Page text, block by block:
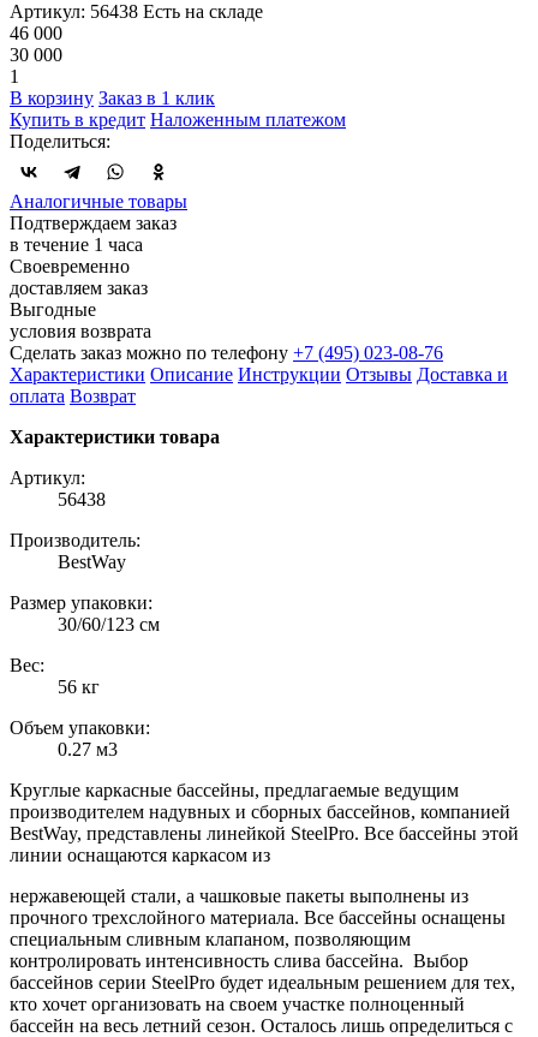
Артикул: 56438 Есть на складе
46 000
30 000
1
В корзину Заказ в 1 клик
Купить в кредит Наложенным платежом
Поделиться:
Аналогичные товары
Подтверждаем заказ
в течение 1 часа
Своевременно
доставляем заказ
Выгодные
условия возврата
Сделать заказ можно по телефону +7 (495) 023-08-76
Характеристики Описание Инструкции Отзывы Доставка и
оплата Возврат
Характеристики товара
Артикул:
56438
Производитель:
BestWay
Размер упаковки:
30/60/123 см
Вес:
56 кг
Объем упаковки:
0.27 м3
Круглые каркасные бассейны, предлагаемые ведущим
производителем надувных и сборных бассейнов, компанией
BestWay, представлены линейкой SteelPro. Все бассейны этой
линии оснащаются каркасом из
нержавеющей стали, а чашковые пакеты выполнены из
прочного трехслойного материала. Все бассейны оснащены
специальным сливным клапаном, позволяющим
контролировать интенсивность слива бассейна. Выбор
бассейнов серии SteelPro будет идеальным решением для тех,
кто хочет организовать на своем участке полноценный
бассейн на весь летний сезон. Осталось лишь определиться с